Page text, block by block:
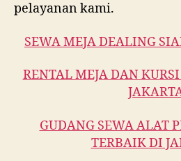
pelayanan kami.
SEWA MEJA DEALING
RENTAL MEJA DAN
GUDANG SEWA ALAT
TERBAIK DI